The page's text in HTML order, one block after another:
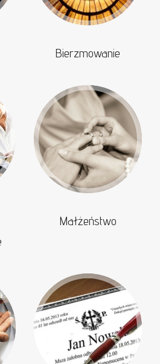
Bierzmowanie
Małżeństwo